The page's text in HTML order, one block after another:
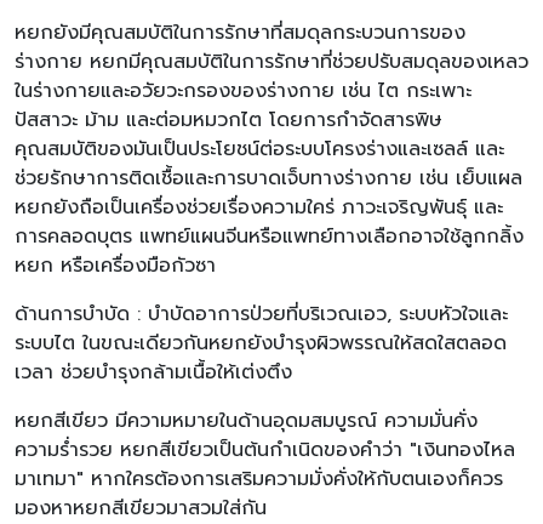
หยกยังมีคุณสมบัติในการรักษาที่สมดุลกระบวนการของ
ร่างกาย หยกมีคุณสมบัติในการรักษาที่ช่วยปรับสมดุลของเหลว
ในร่างกายและอวัยวะกรองของร่างกาย เช่น ไต กระเพาะ
ปัสสาวะ ม้าม และต่อมหมวกไต โดยการกำจัดสารพิษ
คุณสมบัติของมันเป็นประโยชน์ต่อระบบโครงร่างและเซลล์ และ
ช่วยรักษาการติดเชื้อและการบาดเจ็บทางร่างกาย เช่น เย็บแผล
หยกยังถือเป็นเครื่องช่วยเรื่องความใคร่ ภาวะเจริญพันธุ์ และ
การคลอดบุตร แพทย์แผนจีนหรือแพทย์ทางเลือกอาจใช้ลูกกลิ้ง
หยก หรือเครื่องมือกัวซา
ด้านการบำบัด : บำบัดอาการป่วยที่บริเวณเอว, ระบบหัวใจและ
ระบบไต ในขณะเดียวกันหยกยังบำรุงผิวพรรณให้สดใสตลอด
เวลา ช่วยบำรุงกล้ามเนื้อให้เต่งตึง
หยกสีเขียว มีความหมายในด้านอุดมสมบูรณ์ ความมั่นคั่ง
ความร่ำรวย หยกสีเขียวเป็นต้นกำเนิดของคำว่า "เงินทองไหล
มาเทมา" หากใครต้องการเสริมความมั่งคั่งให้กับตนเองก็ควร
มองหาหยกสีเขียวมาสวมใส่กัน